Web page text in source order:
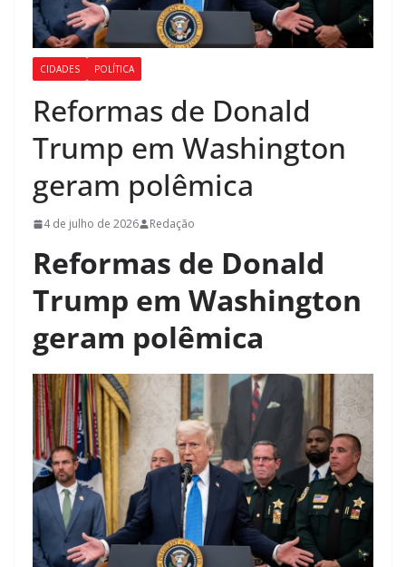
CIDADES POLÍTICA
Reformas de Donald
Trump em Washington
geram polêmica
4 de julho de 2026 Redação
Reformas de Donald
Trump em Washington
geram polêmica